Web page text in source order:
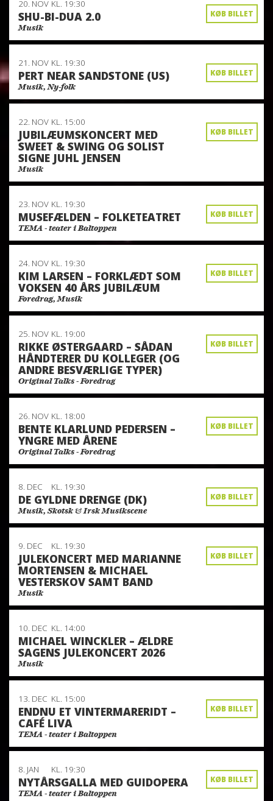
20. NOV KL. 19:30
SHU-BI-DUA 2.0
Musik
KØB BILLET
21. NOV KL. 19:30
PERT NEAR SANDSTONE (US)
Musik, Ny-folk
KØB BILLET
22. NOV KL. 15:00
JUBILÆUMSKONCERT MED
SWEET & SWING OG SOLIST
SIGNE JUHL JENSEN
Musik
KØB BILLET
23. NOV KL. 19:30
MUSEFÆLDEN – FOLKETEATRET
TEMA - teater i Baltoppen
KØB BILLET
24. NOV KL. 19:30
KIM LARSEN – FORKLÆDT SOM
VOKSEN 40 ÅRS JUBILÆUM
Foredrag, Musik
KØB BILLET
25. NOV KL. 19:00
RIKKE ØSTERGAARD – SÅDAN
HÅNDTERER DU KOLLEGER (OG
ANDRE BESVÆRLIGE TYPER)
Original Talks - Foredrag
KØB BILLET
26. NOV KL. 18:00
BENTE KLARLUND PEDERSEN –
YNGRE MED ÅRENE
Original Talks - Foredrag
KØB BILLET
8. DEC KL. 19:30
DE GYLDNE DRENGE (DK)
Musik, Skotsk & Irsk Musikscene
KØB BILLET
9. DEC KL. 19:30
JULEKONCERT MED MARIANNE
MORTENSEN & MICHAEL
VESTERSKOV SAMT BAND
Musik
KØB BILLET
10. DEC KL. 14:00
MICHAEL WINCKLER – ÆLDRE
SAGENS JULEKONCERT 2026
Musik
13. DEC KL. 15:00
ENDNU ET VINTERMARERIDT –
CAFÉ LIVA
TEMA - teater i Baltoppen
KØB BILLET
8. JAN KL. 19:30
NYTÅRSGALLA MED GUIDOPERA
TEMA - teater i Baltoppen
KØB BILLET